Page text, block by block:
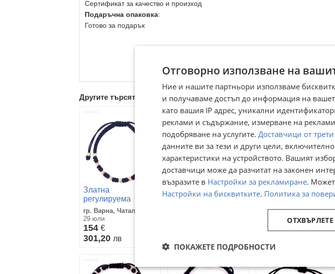
Сертификат за качество и произход
Подаръчна опаковка:
Готово за подарък
Другите търсят също
Златна
регулируема
гривна 1,36гр. 14кр.
проба:585
модел:33640-6
гр. Варна, Чаталджа
29 юли
154 €
301,20 лв
Златна
регулируема
Златна
регулируема
гривна 1,73гр. 14кр.
проба:585
модел:33638-6
гр. Варна, Чаталджа
195
Отговорно използване на
Ние и нашите партньори използваме
и получаваме достъп до информация на
като вашия IP адрес, уникални
реклами и съдържание, измерване на
подобряване на услугите. Доставчици от
данните ви за тези и други цели,
характеристики на устройството. Вашият
доставчици може да разчитат на законен
възразите в Настройки за рекламиране.
Настройки на бисквитките. Политика за
ПОКАЖЕТЕ ПОДРОБНОСТИ